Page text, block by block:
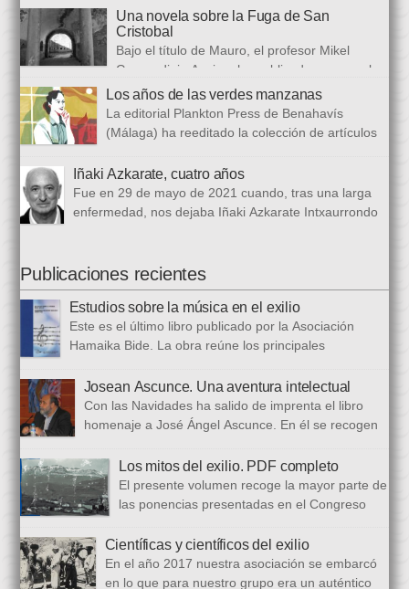
congreso internacional, con especialistas de muy diversas
universidades y procedencias. En esta ocasión se trata de
establecer paralelismos entre los fugitivos de la Guerra Civil
española y estos otros hombres y mujeres que arriban a
nuestro país desde territorios […]
Una novela sobre la Fuga de San
Cristobal
Bajo el título de Mauro, el profesor Mikel
Guerendiain Azpiroz ha publicado una novela
histórica en castellano en la que ficciona los sucesos de la
tristemente fuga del fuerte de San Cristobal, en el monte
Ezkaba, una de las mayores evasiones carcelarias de Europa,
que se convirtió en un auténtico baño de sangre: 206
republicanos […]
Los años de las verdes manzanas
La editorial Plankton Press de Benahavís
(Málaga) ha reeditado la colección de artículos
de las verdes manzanas” Cecilia García de Guilarte publicó del
1 de marzo al 24 de octubre de 1968, en el periódico franquista
La Voz de España. Esta colección, dieciséis artículos, había
sido parcialmente […]
Iñaki Azkarate, cuatro años
Fue en 29 de mayo de 2021 cuando, tras una larga
enfermedad, nos dejaba Iñaki Azkarate Intxaurrondo
desde sus mismos inicios. Entre nosotros dejó el recuerdo de
una persona trabajadora y comprometida, que huía de
protagonismos y cargos oficiales. Sus aficiones […]
Publicaciones recientes
Estudios sobre la música en el exilio
Este es el último libro publicado por la Asociación
Hamaika Bide. La obra reúne los principales
celebrado en 2023. Bajo ese epígrafe se han recogido un total
de dieciséis ponencias. El libro se ha estructurado en tres
bloques. En el primero se analizan aspectos generales del arte
popular […]
Josean Ascunce. Una aventura intelectual
Con las Navidades ha salido de imprenta el libro
homenaje a José Ángel Ascunce. En él se recogen
desde diferentes perspectivas, incluyendo una detallada
biografía, bibliografía y una recopilación fotográfica. Los
coordinadores han sido Carmen Gil Fombellida y José Ramón
Zabala. Con ellos han particidado once escritores: […]
Los mitos del exilio. PDF completo
El presente volumen recoge la mayor parte de
las ponencias presentadas en el Congreso
primera vez, hemos acordado difundirlo, además de en
formato papel, en formato PDF con la finalidad de reducir los
costes de correo que supone su difusión. En este PDF es
Científicas y científicos del exilio
En el año 2017 nuestra asociación se embarcó
en lo que para nuestro grupo era un auténtico